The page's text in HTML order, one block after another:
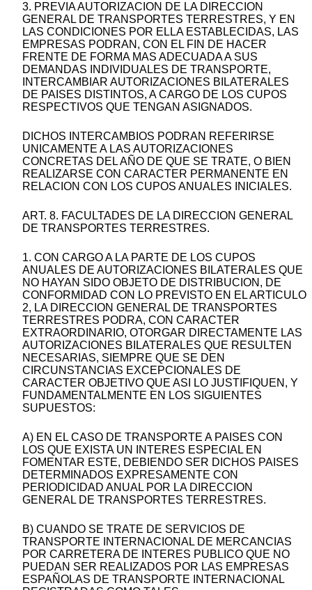
3. PREVIA AUTORIZACION DE LA DIRECCION
GENERAL DE TRANSPORTES TERRESTRES, Y EN
LAS CONDICIONES POR ELLA ESTABLECIDAS, LAS
EMPRESAS PODRAN, CON EL FIN DE HACER
FRENTE DE FORMA MAS ADECUADA A SUS
DEMANDAS INDIVIDUALES DE TRANSPORTE,
INTERCAMBIAR AUTORIZACIONES BILATERALES
DE PAISES DISTINTOS, A CARGO DE LOS CUPOS
RESPECTIVOS QUE TENGAN ASIGNADOS.
DICHOS INTERCAMBIOS PODRAN REFERIRSE
UNICAMENTE A LAS AUTORIZACIONES
CONCRETAS DEL AÑO DE QUE SE TRATE, O BIEN
REALIZARSE CON CARACTER PERMANENTE EN
RELACION CON LOS CUPOS ANUALES INICIALES.
ART. 8. FACULTADES DE LA DIRECCION GENERAL
DE TRANSPORTES TERRESTRES.
1. CON CARGO A LA PARTE DE LOS CUPOS
ANUALES DE AUTORIZACIONES BILATERALES QUE
NO HAYAN SIDO OBJETO DE DISTRIBUCION, DE
CONFORMIDAD CON LO PREVISTO EN EL ARTICULO
2, LA DIRECCION GENERAL DE TRANSPORTES
TERRESTRES PODRA, CON CARACTER
EXTRAORDINARIO, OTORGAR DIRECTAMENTE LAS
AUTORIZACIONES BILATERALES QUE RESULTEN
NECESARIAS, SIEMPRE QUE SE DEN
CIRCUNSTANCIAS EXCEPCIONALES DE
CARACTER OBJETIVO QUE ASI LO JUSTIFIQUEN, Y
FUNDAMENTALMENTE EN LOS SIGUIENTES
SUPUESTOS:
A) EN EL CASO DE TRANSPORTE A PAISES CON
LOS QUE EXISTA UN INTERES ESPECIAL EN
FOMENTAR ESTE, DEBIENDO SER DICHOS PAISES
DETERMINADOS EXPRESAMENTE CON
PERIODICIDAD ANUAL POR LA DIRECCION
GENERAL DE TRANSPORTES TERRESTRES.
B) CUANDO SE TRATE DE SERVICIOS DE
TRANSPORTE INTERNACIONAL DE MERCANCIAS
POR CARRETERA DE INTERES PUBLICO QUE NO
PUEDAN SER REALIZADOS POR LAS EMPRESAS
ESPAÑOLAS DE TRANSPORTE INTERNACIONAL